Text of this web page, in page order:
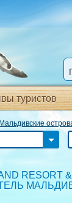
туристов
RESORT